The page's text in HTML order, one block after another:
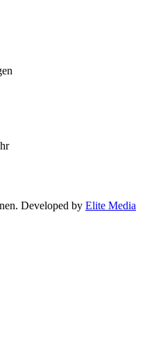
Developed by Elite Media